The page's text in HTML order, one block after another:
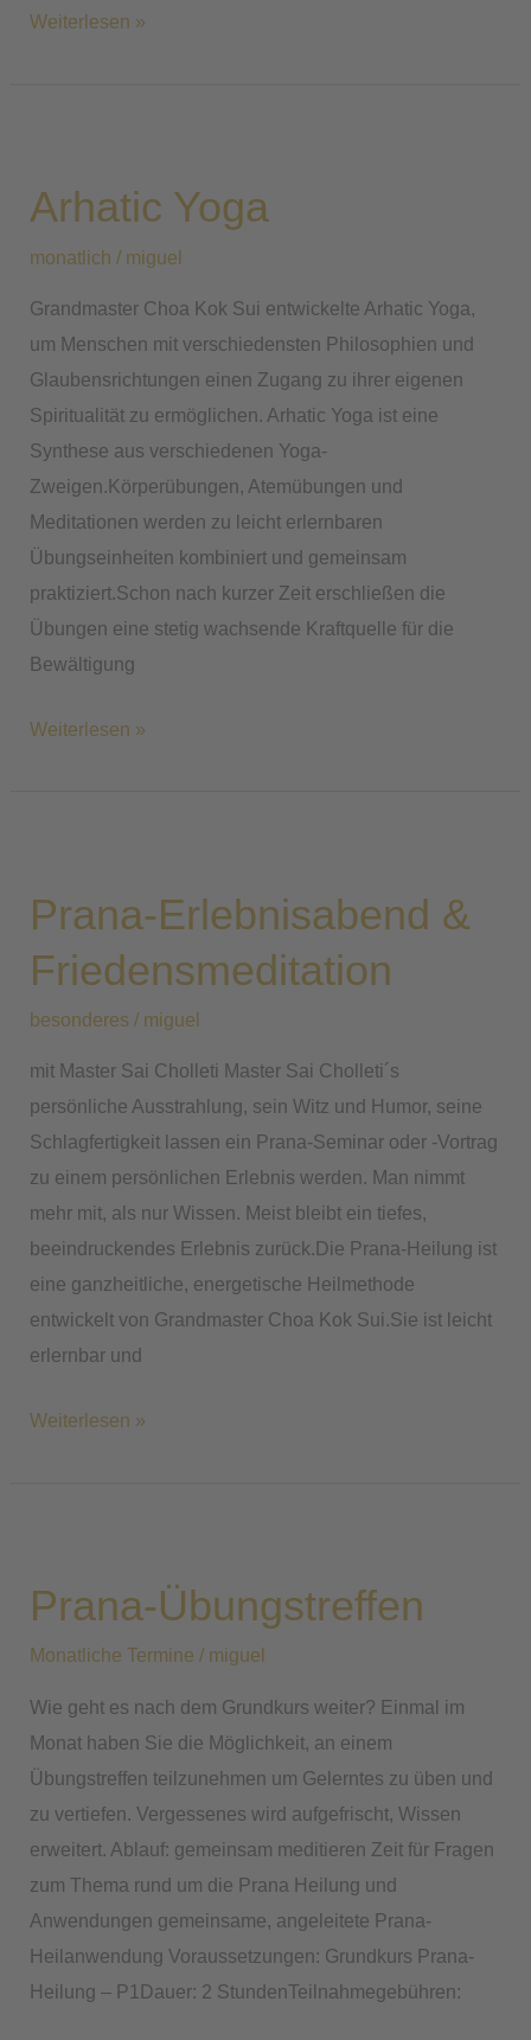
Weiterlesen »
Arhatic Yoga
monatlich / miguel
Grandmaster Choa Kok Sui entwickelte Arhatic Yoga,
um Menschen mit verschiedensten Philosophien und
Glaubensrichtungen einen Zugang zu ihrer eigenen
Spiritualität zu ermöglichen. Arhatic Yoga ist eine
Synthese aus verschiedenen Yoga-
Zweigen.Körperübungen, Atemübungen und
Meditationen werden zu leicht erlernbaren
Übungseinheiten kombiniert und gemeinsam
praktiziert.Schon nach kurzer Zeit erschließen die
Übungen eine stetig wachsende Kraftquelle für die
Bewältigung
Weiterlesen »
Prana-Erlebnisabend &
Friedensmeditation
besonderes / miguel
mit Master Sai Cholleti Master Sai Cholleti´s
persönliche Ausstrahlung, sein Witz und Humor, seine
Schlagfertigkeit lassen ein Prana-Seminar oder -Vortrag
zu einem persönlichen Erlebnis werden. Man nimmt
mehr mit, als nur Wissen. Meist bleibt ein tiefes,
beeindruckendes Erlebnis zurück.Die Prana-Heilung ist
eine ganzheitliche, energetische Heilmethode
entwickelt von Grandmaster Choa Kok Sui.Sie ist leicht
erlernbar und
&
Weiterlesen »
Prana-Übungstreffen
Monatliche Termine / miguel
Wie geht es nach dem Grundkurs weiter? Einmal im
Monat haben Sie die Möglichkeit, an einem
Übungstreffen teilzunehmen um Gelerntes zu üben und
zu vertiefen. Vergessenes wird aufgefrischt, Wissen
erweitert. Ablauf: gemeinsam meditieren Zeit für Fragen
zum Thema rund um die Prana Heilung und
Anwendungen gemeinsame, angeleitete Prana-
Heilanwendung Voraussetzungen: Grundkurs Prana-
Heilung – P1Dauer: 2 StundenTeilnahmegebühren: